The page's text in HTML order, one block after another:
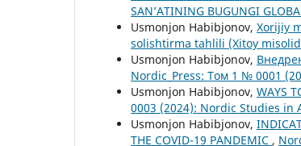
SAN’ATINING BUGUNGI
Usmonjon Habibjonov, Xorijiy
solishtirma tahlili (Xitoy
Usmonjon Habibjonov,
Nordic_Press: Том 1 № 0001
Usmonjon Habibjonov, WAYS
0003 (2024): Nordic Studies in
Usmonjon Habibjonov,
THE COVID-19 PANDEMIC ,